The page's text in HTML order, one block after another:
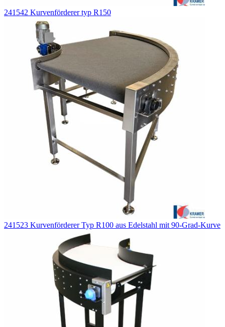
241542 Kurvenförderer typ R150
241523 Kurvenförderer Typ R100 aus Edelstahl mit 90-Grad-Kurve